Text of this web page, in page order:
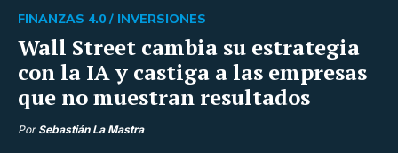
Wall Street cambia su estrategia
con la IA y castiga a las empresas
que no muestran resultados
FINANZAS 4.0 / INVERSIONES
Por Sebastián La Mastra